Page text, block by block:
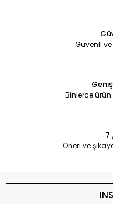
Güvenli
Binlerce
7
Öneri ve